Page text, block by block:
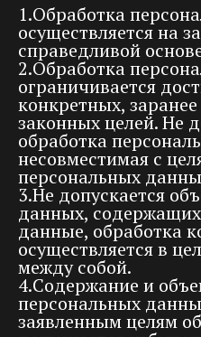
1.Обработка
осуществляется на
справедливой
2.Обработка
ограничивается
конкретных,
законных целей. Не
обработка
несовместимая с
персональных
3.Не допускается
данных,
данные, обработка
осуществляется в
между собой.
4.Содержание и
персональных
заявленным целям